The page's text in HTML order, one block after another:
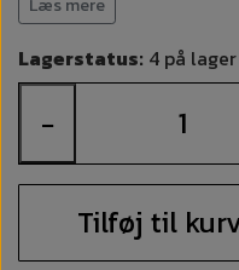
den nemme,
Læs mere
Lagerstatus: 4 på lager
−
Tilføj til